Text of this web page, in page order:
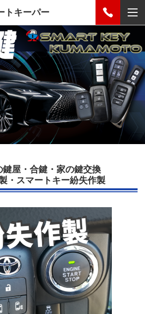
トキーパー
鍵屋・合鍵・家の鍵交換
・スマートキー紛失作製